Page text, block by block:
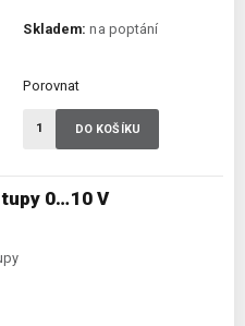
0…10 V
Skladem: na poptání
Porovnat
DO KOŠÍKU